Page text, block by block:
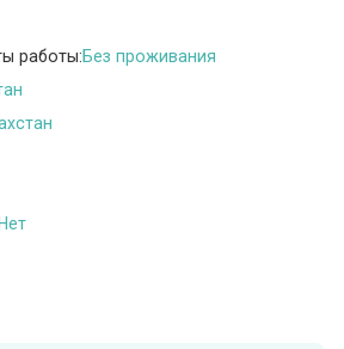
работы:Без проживания
Нет